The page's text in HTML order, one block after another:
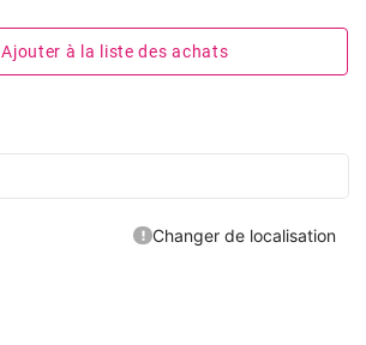
Ajouter à la liste des achats